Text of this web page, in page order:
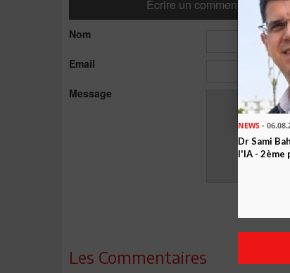
Ecrire un commentaire
Nom
Email
Message
Les Commentaires
NEWS -
Dr Sami
l'IA - 2ème